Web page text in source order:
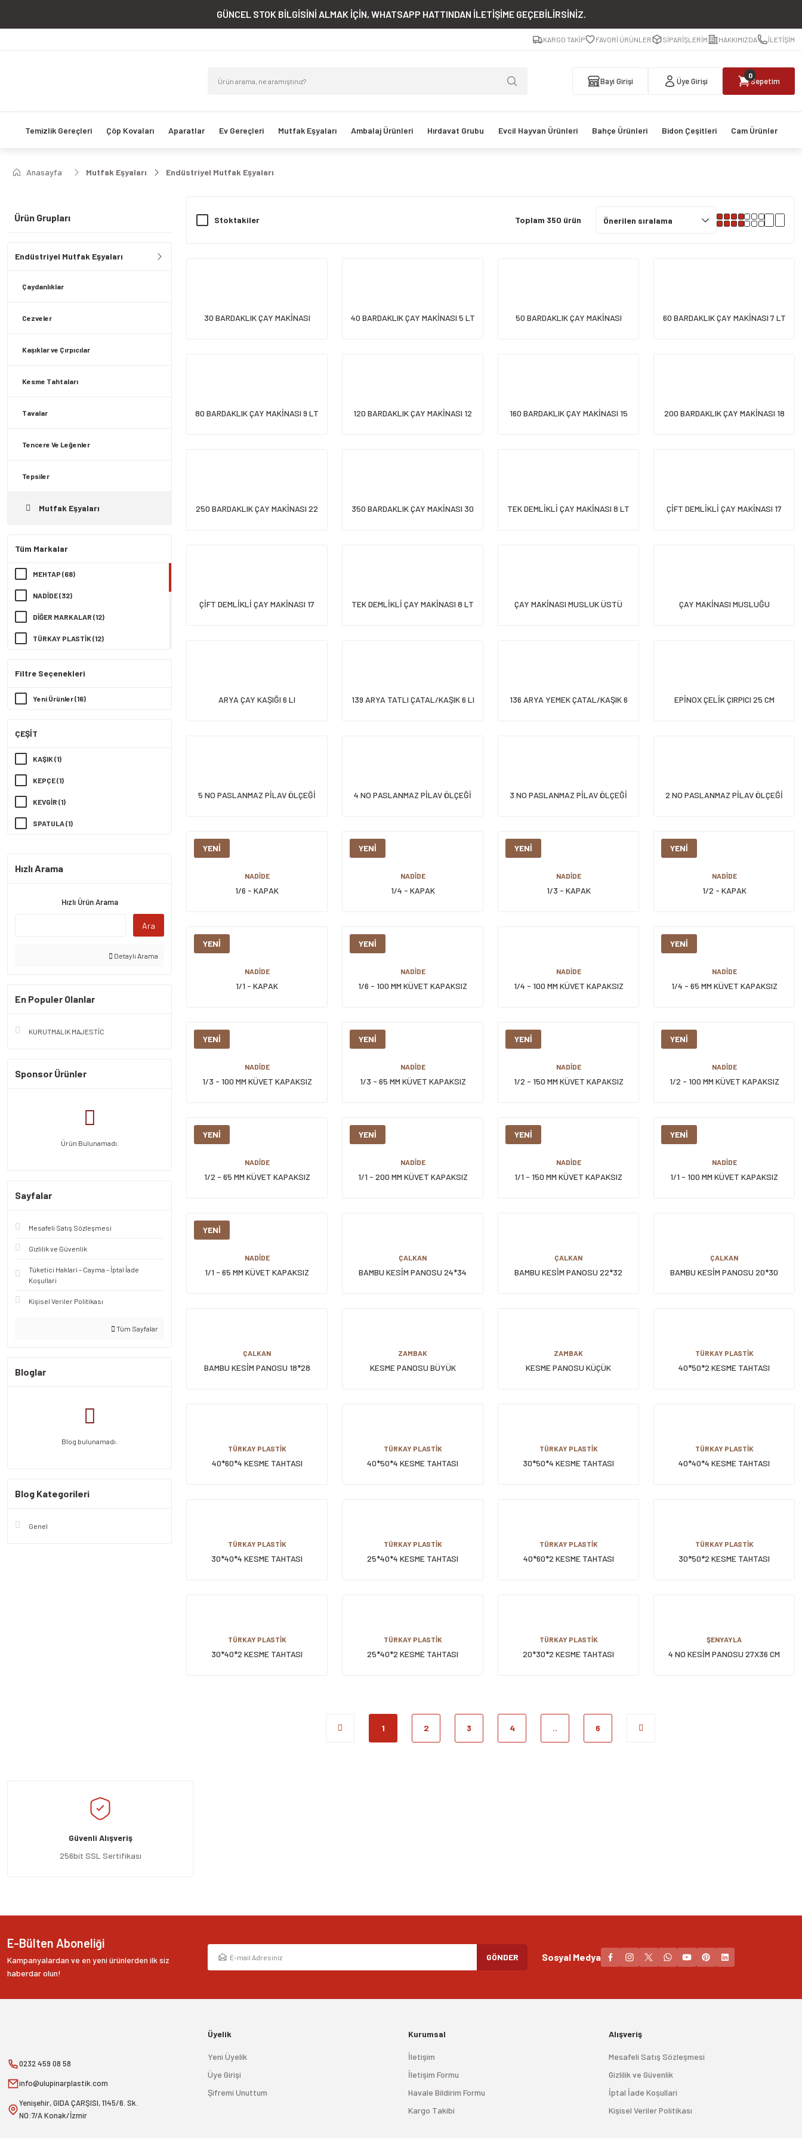
GÜNCEL STOK BİLGİSİNİ ALMAK İÇİN, WHATSAPP HATTINDAN İLETİŞİME GEÇEBİLİRSİNİZ.
KARGO TAKİP FAVORİ ÜRÜNLER SİPARİŞLERİM HAKKIMIZDA İLETİŞİM
Bayi Girişi Üye Girişi
0
Sepetim
Temizlik Gereçleri Çöp Kovaları Aparatlar Ev Gereçleri Mutfak Eşyaları Ambalaj Ürünleri Hırdavat Grubu Evcil Hayvan Ürünleri Bahçe Ürünleri Bidon Çeşitleri Cam Ürünler
Anasayfa Mutfak Eşyaları Endüstriyel Mutfak Eşyaları
Ürün Grupları
Endüstriyel Mutfak Eşyaları
Çaydanlıklar
Cezveler
Kaşıklar ve Çırpıcılar
Kesme Tahtaları
Tavalar
Tencere Ve Leğenler
Tepsiler
Mutfak Eşyaları
Tüm Markalar
MEHTAP (68)
NADİDE (32)
DİĞER MARKALAR (12)
TÜRKAY PLASTİK (12)
HOBBY LİFE (4)
Filtre Seçenekleri
Yeni Ürünler (16)
ÇEŞİT
KAŞIK (1)
KEPÇE (1)
KEVGİR (1)
SPATULA (1)
Hızlı Arama
Hızlı Ürün Arama
Ara
Detaylı Arama
En Populer Olanlar
KURUTMALIK MAJESTİC
Sponsor Ürünler
Ürün Bulunamadı.
Sayfalar
Mesafeli Satış Sözleşmesi
Gizlilik ve Güvenlik
Tüketici Haklari – Cayma – İptal İade
Koşullari
Kişisel Veriler Politikası
Tüm Sayfalar
Bloglar
Blog bulunamadı.
Blog Kategorileri
Genel
Stoktakiler Toplam 350 ürün
30 BARDAKLIK ÇAY MAKİNASI 40 BARDAKLIK ÇAY MAKİNASI 5 LT 50 BARDAKLIK ÇAY MAKİNASI 60 BARDAKLIK ÇAY MAKİNASI 7 LT
80 BARDAKLIK ÇAY MAKİNASI 9 LT
120 BARDAKLIK ÇAY MAKİNASI 12
160 BARDAKLIK ÇAY MAKİNASI 15
200 BARDAKLIK ÇAY MAKİNASI 18
250 BARDAKLIK ÇAY MAKİNASI 22
350 BARDAKLIK ÇAY MAKİNASI 30
TEK DEMLİKLİ ÇAY MAKİNASI 8 LT
ÇİFT DEMLİKLİ ÇAY MAKİNASI 17
ÇİFT DEMLİKLİ ÇAY MAKİNASI 17
TEK DEMLİKLİ ÇAY MAKİNASI 8 LT
ÇAY MAKİNASI MUSLUK ÜSTÜ ÇAY MAKİNASI MUSLUĞU
ARYA ÇAY KAŞIĞI 6 LI 139 ARYA TATLI ÇATAL/KAŞIK 6 LI
136 ARYA YEMEK ÇATAL/KAŞIK 6
EPİNOX ÇELİK ÇIRPICI 25 CM
5 NO PASLANMAZ PİLAV ÖLÇEĞİ 4 NO PASLANMAZ PİLAV ÖLÇEĞİ 3 NO PASLANMAZ PİLAV ÖLÇEĞİ 2 NO PASLANMAZ PİLAV ÖLÇEĞİ
YENİ
NADİDE
1/6 - KAPAK
YENİ
NADİDE
1/4 - KAPAK
YENİ
NADİDE
1/3 - KAPAK
YENİ
NADİDE
1/2 - KAPAK
YENİ
NADİDE
1/1 - KAPAK
YENİ
NADİDE
1/6 - 100 MM KÜVET KAPAKSIZ
NADİDE
1/4 - 100 MM KÜVET KAPAKSIZ
YENİ
NADİDE
1/4 - 65 MM KÜVET KAPAKSIZ
YENİ
NADİDE
1/3 - 100 MM KÜVET KAPAKSIZ
YENİ
NADİDE
1/3 - 65 MM KÜVET KAPAKSIZ
YENİ
NADİDE
1/2 - 150 MM KÜVET KAPAKSIZ
YENİ
NADİDE
1/2 - 100 MM KÜVET KAPAKSIZ
YENİ
NADİDE
1/2 - 65 MM KÜVET KAPAKSIZ
YENİ
NADİDE
1/1 - 200 MM KÜVET KAPAKSIZ
YENİ
NADİDE
1/1 - 150 MM KÜVET KAPAKSIZ
YENİ
NADİDE
1/1 - 100 MM KÜVET KAPAKSIZ
YENİ
NADİDE
1/1 - 65 MM KÜVET KAPAKSIZ
ÇALKAN
BAMBU KESİM PANOSU 24*34
ÇALKAN
BAMBU KESİM PANOSU 22*32
ÇALKAN
BAMBU KESİM PANOSU 20*30
ÇALKAN
BAMBU KESİM PANOSU 18*28
ZAMBAK
KESME PANOSU BÜYÜK
ZAMBAK
KESME PANOSU KÜÇÜK
TÜRKAY PLASTİK
40*50*2 KESME TAHTASI
TÜRKAY PLASTİK
40*60*4 KESME TAHTASI
TÜRKAY PLASTİK
40*50*4 KESME TAHTASI
TÜRKAY PLASTİK
30*50*4 KESME TAHTASI
TÜRKAY PLASTİK
40*40*4 KESME TAHTASI
TÜRKAY PLASTİK
30*40*4 KESME TAHTASI
TÜRKAY PLASTİK
25*40*4 KESME TAHTASI
TÜRKAY PLASTİK
40*60*2 KESME TAHTASI
TÜRKAY PLASTİK
30*50*2 KESME TAHTASI
TÜRKAY PLASTİK
30*40*2 KESME TAHTASI
TÜRKAY PLASTİK
25*40*2 KESME TAHTASI
TÜRKAY PLASTİK
20*30*2 KESME TAHTASI
ŞENYAYLA
4 NO KESİM PANOSU 27X36 CM
1 2 3 4 .. 6
Güvenli Alışveriş
256bit SSL Sertifikası
E-Bülten Aboneliği
Kampanyalardan ve en yeni ürünlerden ilk siz
haberdar olun!
GÖNDER Sosyal Medya
0232 459 08 58
info@ulupinarplastik.com
Yenişehir, GIDA ÇARŞISI, 1145/6. Sk.
NO:7/A Konak/İzmir
Üyelik
Yeni Üyelik
Üye Girişi
Şifremi Unuttum
Kurumsal
İletişim
İletişim Formu
Havale Bildirim Formu
Kargo Takibi
Alışveriş
Mesafeli Satış Sözleşmesi
Gizlilik ve Güvenlik
İptal İade Koşullari
Kişisel Veriler Politikası